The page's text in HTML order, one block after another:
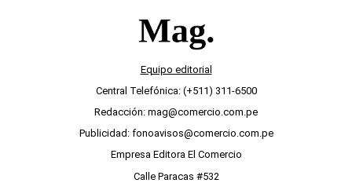
Equipo editorial
Central Telefónica: (+511) 311-6500
Redacción: mag@comercio.com.pe
Publicidad: fonoavisos@comercio.com.pe
Empresa Editora El Comercio
Calle Paracas #532